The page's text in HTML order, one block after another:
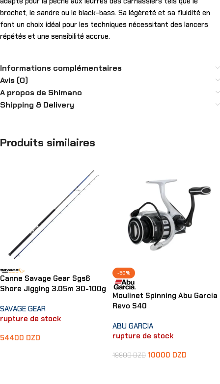
brochet, le sandre ou le black-bass. Sa légèreté et sa fluidité en
font un choix idéal pour les techniques nécessitant des lancers
répétés et une sensibilité accrue.
Informations complémentaires
Avis (0)
A propos de Shimano
Shipping & Delivery
Produits similaires
Canne Savage Gear Sgs6
Shore Jigging 3.05m 30-100g
SAVAGE GEAR
rupture de stock
54400 DZD
-50%
Moulinet Spinning Abu Garcia
Revo S40
ABU GARCIA
rupture de stock
19900DZD 10000 DZD